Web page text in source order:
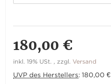
180,00 €
inkl. 19% USt. , zzgl.Versand
UVP des Herstellers:180,00 €